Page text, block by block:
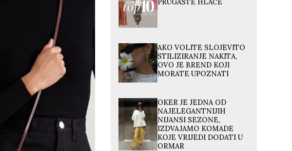
PRUGASTE HLAČE
AKO VOLITE SLOJEVITO
STILIZIRANJE NAKITA,
OVO JE BREND KOJI
MORATE UPOZNATI
OKER JE JEDNA OD
NAJELEGANTNIJIH
NIJANSI SEZONE,
IZDVAJAMO KOMADE
KOJE VRIJEDI DODATI U
ORMAR